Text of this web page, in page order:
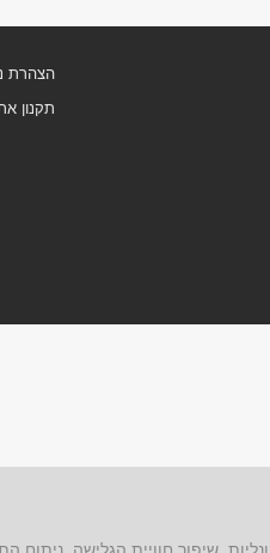
הצהרת
תקנון